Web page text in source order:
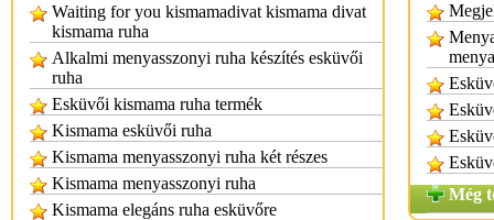
Waiting for you kismamadivat kismama divat
kismama ruha
Alkalmi menyasszonyi ruha készítés esküvői
ruha
Esküvői kismama ruha termék
Kismama esküvői ruha
Kismama menyasszonyi ruha két részes
Kismama menyasszonyi ruha
Kismama elegáns ruha esküvőre
Még